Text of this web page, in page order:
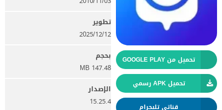
تحميل من GOOGLE PLAY
تحميل APK رسمي
قناتي تليجرام
تطوير
12‏/12‏/2025
بحجم
147.48 MB
الإصدار
15.25.4